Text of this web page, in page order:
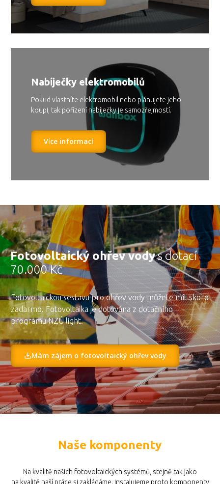
Nabíječky elektromobilů
Pokud vlastníte elektromobil nebo plánujete jeho
koupi, tak pořízení nabíječky je samozřejmostí.
Více informací
Fotovoltaický ohřev vodys dotací
70.000 Kč
Fotovoltaickou sestavu pro ohřev vody můžete mít skoro
zadarmo. Fotovoltaika je dotována z dotačního
programu NZÚ light.
Mám zájem o fotovoltaický ohřev vody
Naše komponenty
Na kvalitě našich fotovoltaických systémů, stejně tak jako
na kvalitě naší práce si zakládáme. Instalujeme proto komponenty